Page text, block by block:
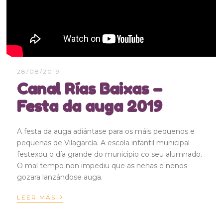
28/08/2019
Canal Rías Baixas –
Festa da auga 2019
A festa da auga adiántase para os máis pequenos e
pequenas de Vilagarcía. A escola infantil municipal
festexou o día grande do municipio co seu alumnado.
O mal tempo non impediu que as nenas e nenos
gozara lanzándose auga.
LEER MÁS ›